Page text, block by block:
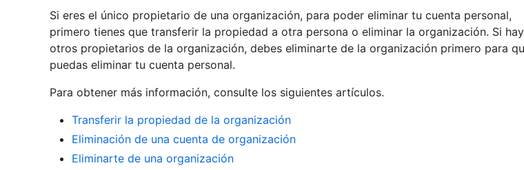
Si eres el único propietario de una organización, para poder eliminar tu cuenta personal,
primero tienes que transferir la propiedad a otra persona o eliminar la organización. Si hay
otros propietarios de la organización, debes eliminarte de la organización primero para
puedas eliminar tu cuenta personal.
Para obtener más información, consulte los siguientes artículos.
Transferir la propiedad de la organización
Eliminación de una cuenta de organización
Eliminarte de una organización